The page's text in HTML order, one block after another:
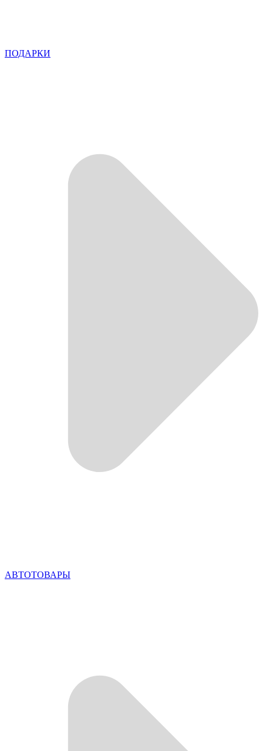
ПОДАРКИ
АВТОТОВАРЫ